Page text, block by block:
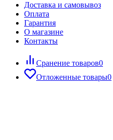
Доставка и самовывоз
Оплата
Гарантия
О магазине
Контакты
Сранение товаров0
Отложенные товары0